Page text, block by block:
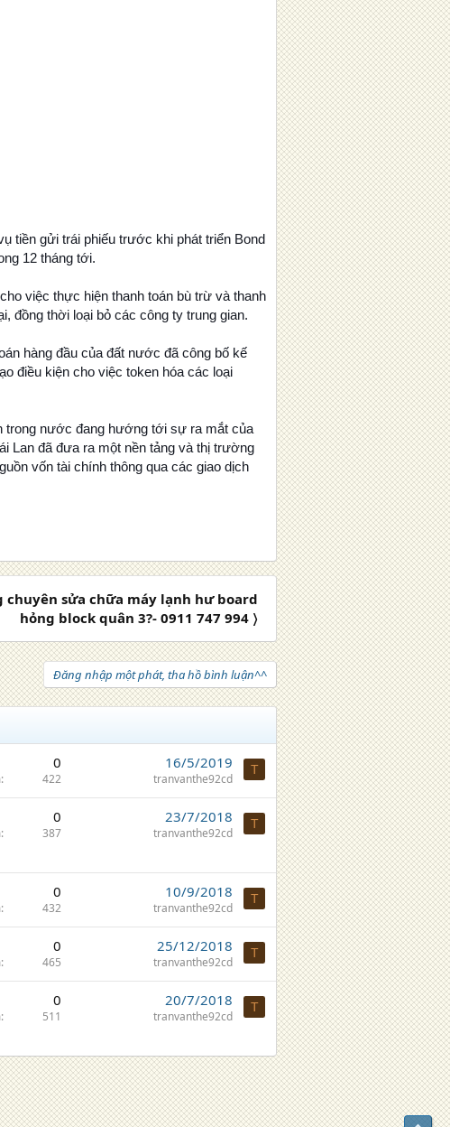
tiền gửi trái phiếu trước khi phát triển Bond
12 tháng tới.
việc thực hiện thanh toán bù trừ và thanh
đồng thời loại bỏ các công ty trung gian.
hàng đầu của đất nước đã công bố kế
điều kiện cho việc token hóa các loại
trong nước đang hướng tới sự ra mắt của
Lan đã đưa ra một nền tảng và thị trường
vốn tài chính thông qua các giao dịch
chuyên sửa chữa máy lạnh hư board
hỏng block quân 3?- 0911 747 994 〉
Đăng nhập một phát, tha hồ bình luận^^
0
422
16/5/2019
tranvanthe92cd
T
0
387
23/7/2018
tranvanthe92cd
T
0
432
10/9/2018
tranvanthe92cd
T
0
465
25/12/2018
tranvanthe92cd
T
0
511
20/7/2018
tranvanthe92cd
T